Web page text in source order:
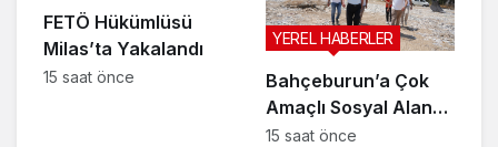
FETÖ Hükümlüsü
Milas’ta Yakalandı
15 saat önce
Bahçeburun’a Çok
Amaçlı Sosyal Alan
ve Halı Saha Yapılıyor
YEREL HABERLER
15 saat önce